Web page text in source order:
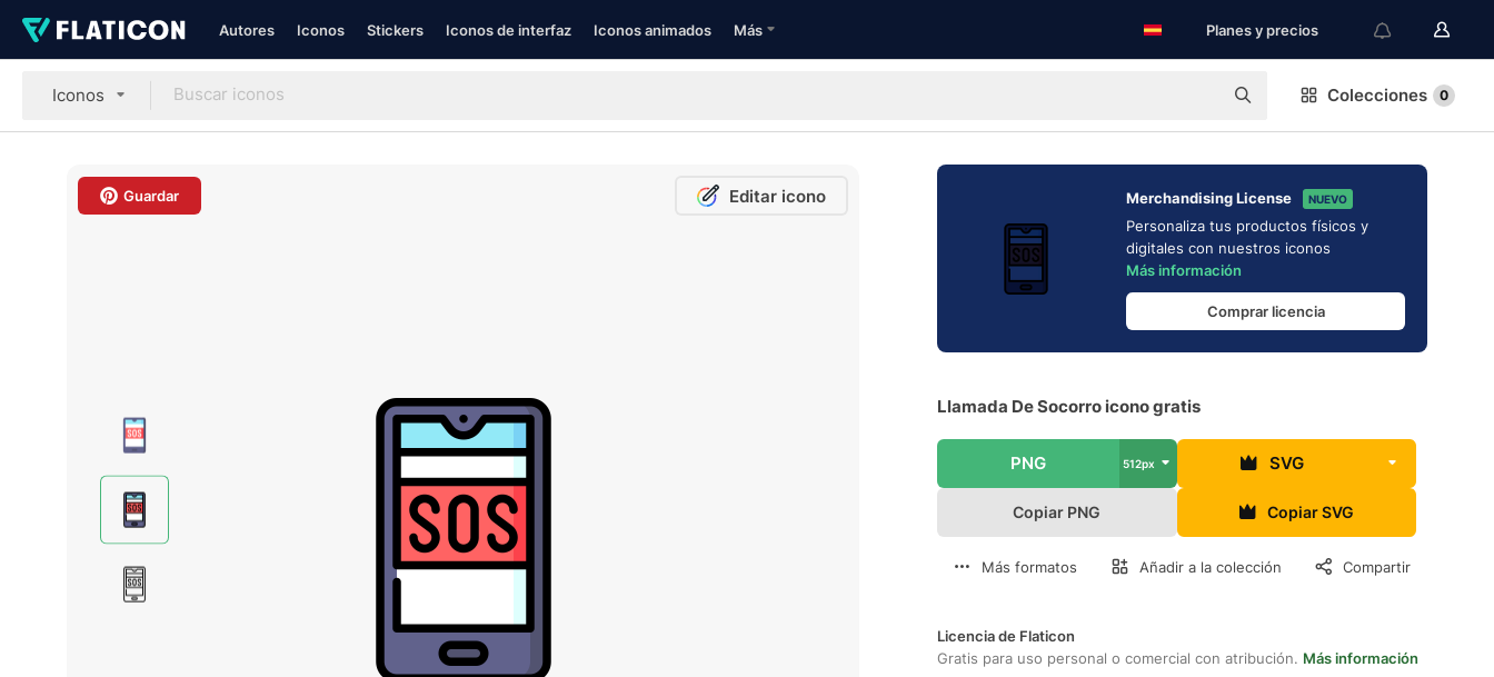
Autores Iconos Stickers Iconos de interfaz Iconos animados Más Planes y precios
Iconos Colecciones 0
Guardar Editar icono Merchandising License NUEVO
Personaliza tus productos físicos y
digitales con nuestros iconos
Más información
Comprar licencia
Llamada De Socorro icono gratis
PNG 512px SVG
Copiar PNG Copiar SVG
Más formatos Añadir a la colección Compartir
Licencia de Flaticon
Gratis para uso personal o comercial con atribución. Más información